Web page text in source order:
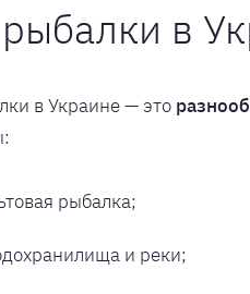
в
в Украине — это
рыбалка;
и реки;